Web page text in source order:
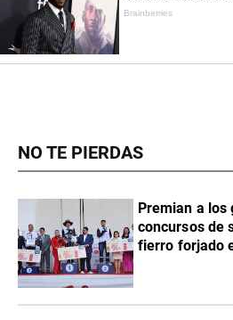
NO TE PIERDAS
Premian a los
concursos de
fierro forjado